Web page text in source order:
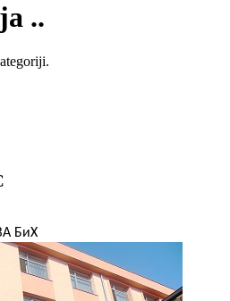
..
БиХ